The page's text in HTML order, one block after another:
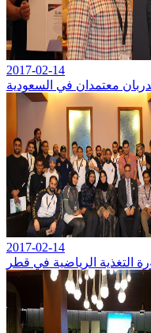
2017-02-14
معتمدان في السعودية
2017-02-14
التغذية الرياضية في قطر